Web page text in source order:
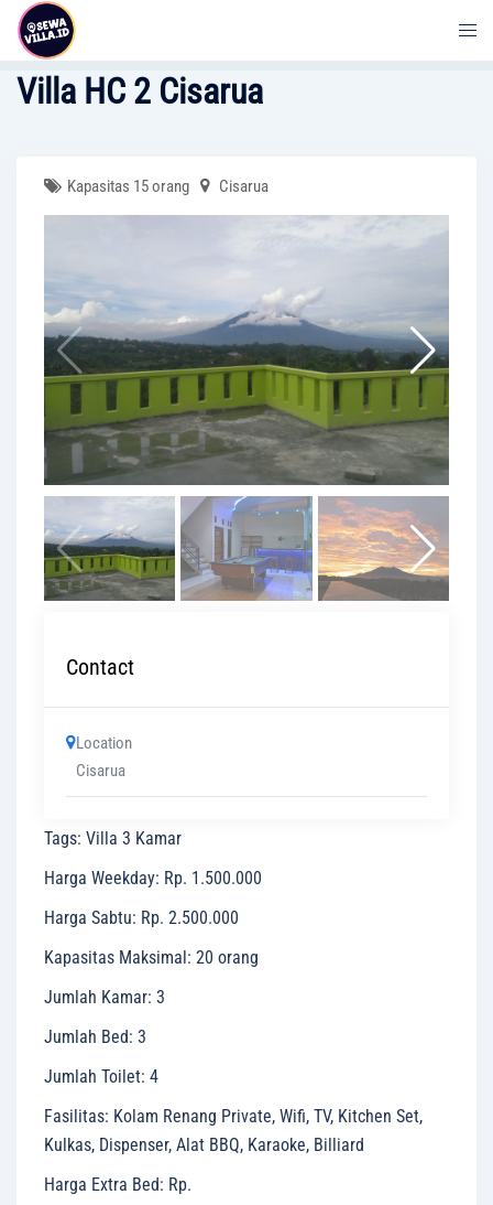
Skip
content
Villa HC 2 Cisarua
Kapasitas 15 orang Cisarua
Contact
Location
Cisarua
Tags: Villa 3 Kamar
Harga Weekday: Rp. 1.500.000
Harga Sabtu: Rp. 2.500.000
Kapasitas Maksimal: 20 orang
Jumlah Kamar: 3
Jumlah Bed: 3
Jumlah Toilet: 4
Fasilitas: Kolam Renang Private, Wifi, TV, Kitchen Set,
Kulkas, Dispenser, Alat BBQ, Karaoke, Billiard
Harga Extra Bed: Rp.